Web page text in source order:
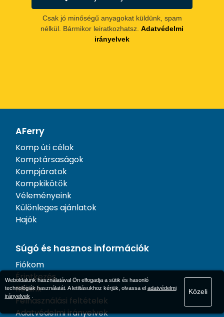
Csak jó minőségű anyagokat küldünk, spam
nélkül. Bármikor leiratkozhatsz. Adatvédelmi
irányelvek
AFerry
Komp úti célok
Komptársaságok
Kompjáratok
Kompkikötők
Véleményeink
Különleges ajánlatok
Hajók
Súgó és hasznos információk
Fiókom
Érintkezés
Rólunk
Felhasználási feltételek
Adatvédelmi irányelvek
Weboldalunk használatával Ön elfogadja a sütik és hasonló
technológiák használatát. A letiltásukhoz kérjük, olvassa el adatvédelmi
irányelvek
Közeli